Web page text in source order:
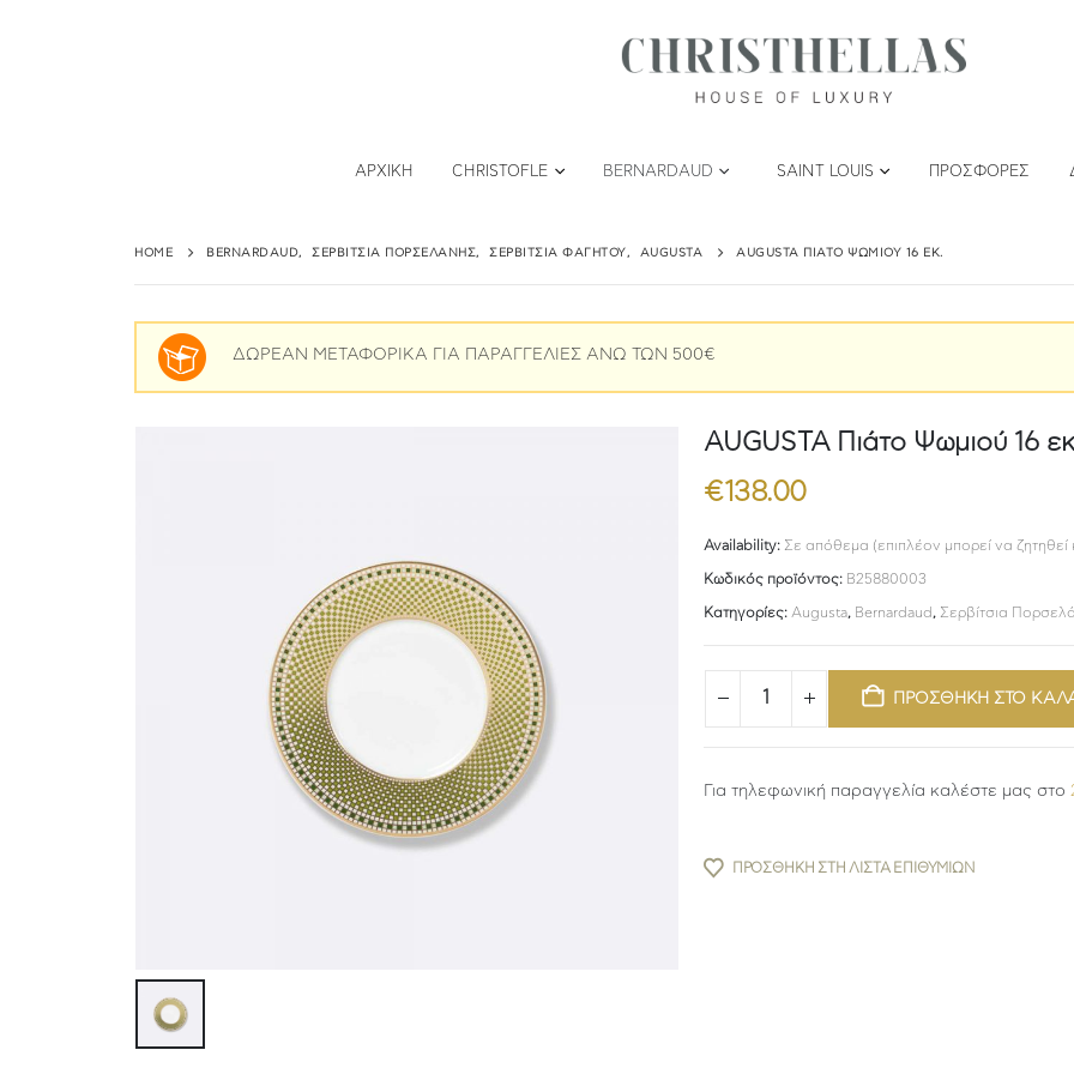
ΑΡΧΙΚΉ CHRISTOFLE BERNARDAUD SAINT LOUIS ΠΡΟΣΦΟΡΈΣ
HOME BERNARDAUD, ΣΕΡΒΊΤΣΙΑ ΠΟΡΣΕΛΆΝΗΣ, ΣΕΡΒΊΤΣΙΑ ΦΑΓΗΤΟΎ, AUGUSTA AUGUSTA ΠΙΆΤΟ ΨΩΜΙΟΎ 16 ΕΚ.
ΔΩΡΕΑΝ ΜΕΤΑΦΟΡΙΚΑ ΓΙΑ ΠΑΡΑΓΓΕΛΙΕΣ ΑΝΩ ΤΩΝ 500€
AUGUSTA Πιάτο Ψωμιού 16
€138.00
Availability: Σε απόθεμα (επιπλέον μπορεί να ζητηθεί
Κωδικός προϊόντος: B25880003
Κατηγορίες: Augusta, Bernardaud , Σερβίτσια
ΠΡΟΣΘΗΚΗ ΣΤΟ
Για τηλεφωνική παραγγελία καλέστε μας στο
ΠΡΟΣΘΉΚΗ ΣΤΗ ΛΊΣΤΑ ΕΠΙΘΥΜΙΏΝ